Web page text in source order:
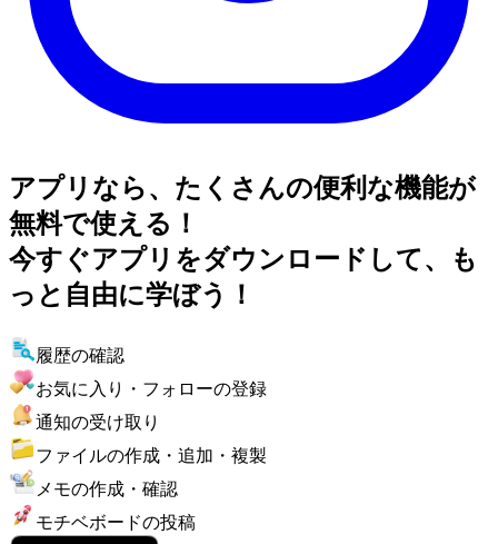
アプリなら、たくさんの便利な機能が
無料で使える！
今すぐアプリをダウンロードして、も
っと自由に学ぼう！
履歴の確認
お気に入り・フォローの登録
通知の受け取り
ファイルの作成・追加・複製
メモの作成・確認
モチベボードの投稿